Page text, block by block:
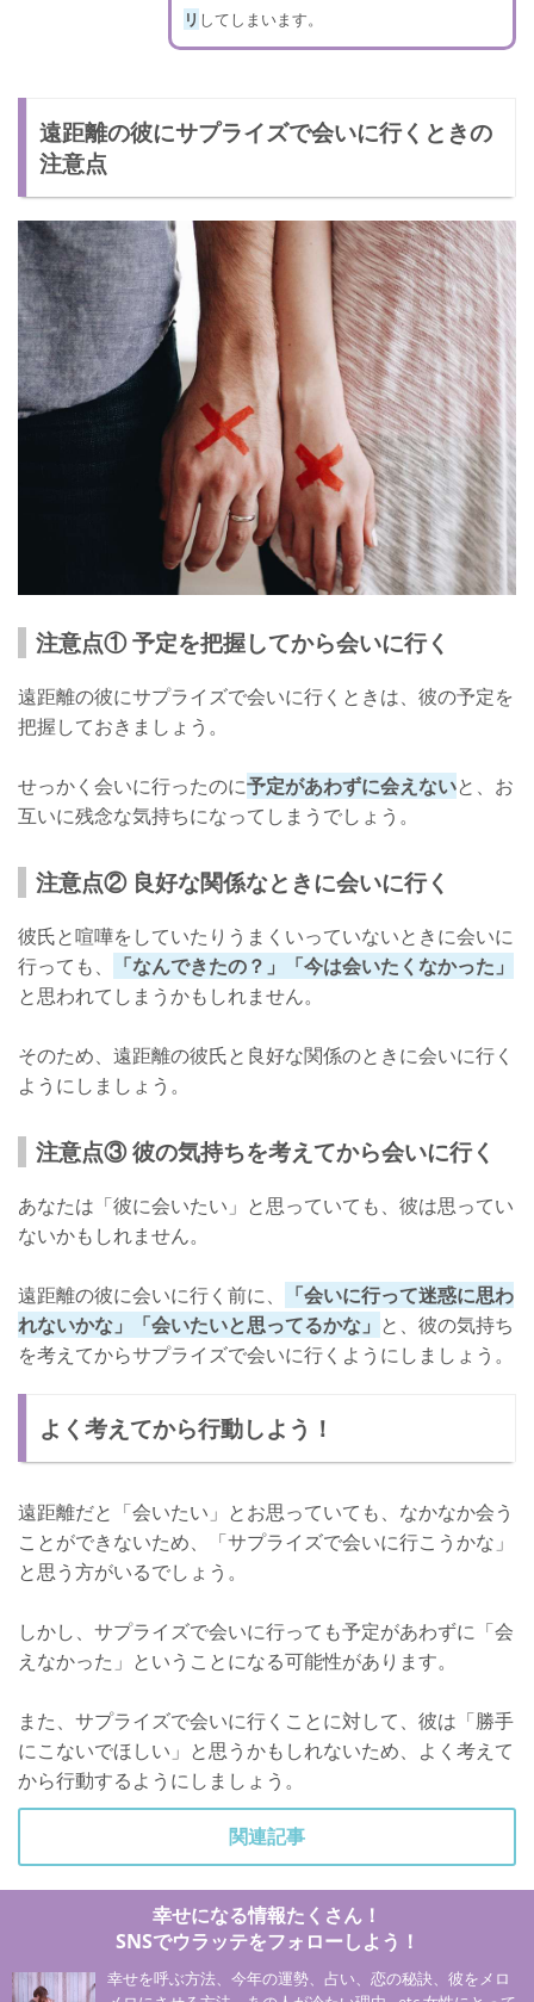
リ してしまいます。
遠距離の彼にサプライズで会いに行くときの
注意点
注意点① 予定を把握してから会いに行く
遠距離の彼にサプライズで会いに行くときは、彼の予定を
把握しておきましょう。
せっかく会いに行ったのに予定があわずに会えないと、お
互いに残念な気持ちになってしまうでしょう。
注意点② 良好な関係なときに会いに行く
彼氏と喧嘩をしていたりうまくいっていないときに会いに
行っても、
「なんできたの？」「今は会いたくなかった」
と思われてしまうかもしれません。
そのため、遠距離の彼氏と良好な関係のときに会いに行く
ようにしましょう。
注意点③ 彼の気持ちを考えてから会いに行く
あなたは「彼に会いたい」と思っていても、彼は思ってい
ないかもしれません。
遠距離の彼に会いに行く前に、
「会いに行って迷惑に思わ
れないかな」「会いたいと思ってるかな」 と、彼の気持ち
を考えてからサプライズで会いに行くようにしましょう。
よく考えてから行動しよう！
遠距離だと「会いたい」とお思っていても、なかなか会う
ことができないため、「サプライズで会いに行こうかな」
と思う方がいるでしょう。
しかし、サプライズで会いに行っても予定があわずに「会
えなかった」ということになる可能性があります。
また、サプライズで会いに行くことに対して、彼は「勝手
にこないでほしい」と思うかもしれないため、よく考えて
から行動するようにしましょう。
関連記事
幸せになる情報たくさん！
SNSでウラッテをフォローしよう！
幸せを呼ぶ方法、今年の運勢、占い、恋の秘訣、彼をメロ